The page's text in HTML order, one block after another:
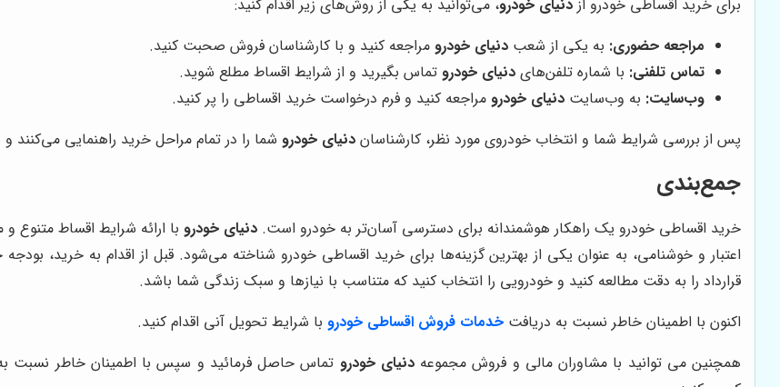
برای خرید اقساطی خودرو از دنیای خودرو، می‌توانید به یکی از روش‌های زیر اقدام کنید:
مراجعه حضوری: به یکی از شعب دنیای خودرو مراجعه کنید و با کارشناسان فروش صحبت کنید.
تماس تلفنی: با شماره تلفن‌های دنیای خودرو تماس بگیرید و از شرایط اقساط مطلع شوید.
وب‌سایت: به وب‌سایت دنیای خودرو مراجعه کنید و فرم درخواست خرید اقساطی را پر کنید.
پس از بررسی شرایط شما و انتخاب خودروی مورد نظر، کارشناسان دنیای خودرو شما را در تمام مراحل خرید راهنمایی می‌کنند
جمع‌بندی
خرید اقساطی خودرو یک راهکار هوشمندانه برای دسترسی آسان‌تر به خودرو است. دنیای خودرو با ارائه شرایط اقساط
اعتبار و خوشنامی، به عنوان یکی از بهترین گزینه‌ها برای خرید اقساطی خودرو شناخته می‌شود. قبل از اقدام به خرید،
قرارداد را به دقت مطالعه کنید و خودرویی را انتخاب کنید که متناسب با نیازها و سبک زندگی شما باشد.
اکنون با اطمینان خاطر نسبت به دریافت خدمات فروش اقساطی خودرو با شرایط تحویل آنی اقدام کنید.
همچنین می توانید با مشاوران مالی و فروش مجموعهدنیای خودرو تماس حاصل فرمائید و سپس با اطمینان خاطر نسبت